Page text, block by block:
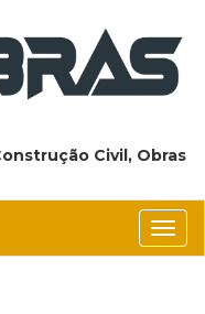
Civil, Obras